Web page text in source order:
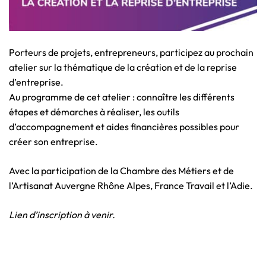
Porteurs de projets, entrepreneurs, participez au prochain
atelier sur la thématique de la création et de la reprise
d’entreprise.
Au programme de cet atelier : connaître les différents
étapes et démarches à réaliser, les outils
d’accompagnement et aides financières possibles pour
créer son entreprise.
Avec la participation de la Chambre des Métiers et de
l’Artisanat Auvergne Rhône Alpes, France Travail et l’Adie.
Lien d’inscription à venir.